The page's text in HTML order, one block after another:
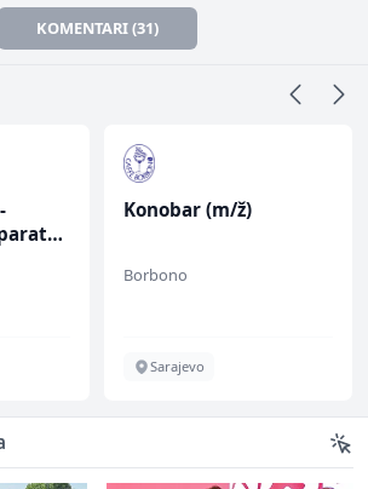
KOMENTARI (31)
Konobar (m/ž)
Borbono
Sarajevo